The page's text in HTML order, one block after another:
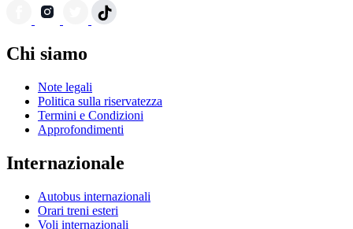
Chi siamo
Note legali
Politica sulla riservatezza
Termini e Condizioni
Approfondimenti
Internazionale
Autobus internazionali
Orari treni esteri
Voli internazionali